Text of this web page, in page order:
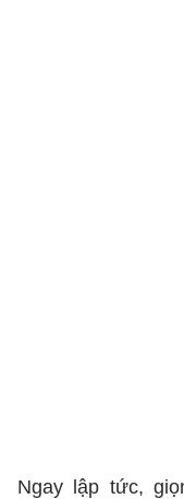
Ngay lập tức,